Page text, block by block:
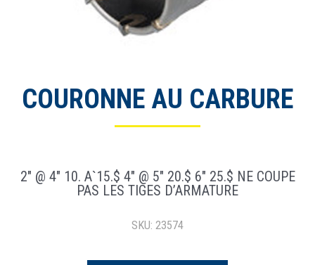
COURONNE AU CARBURE
2″ @ 4″ 10. A`15.$ 4″ @ 5″ 20.$ 6″ 25.$ NE COUPE
PAS LES TIGES D’ARMATURE
SKU: 23574